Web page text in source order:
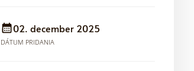
02. december 2025
DÁTUM PRIDANIA